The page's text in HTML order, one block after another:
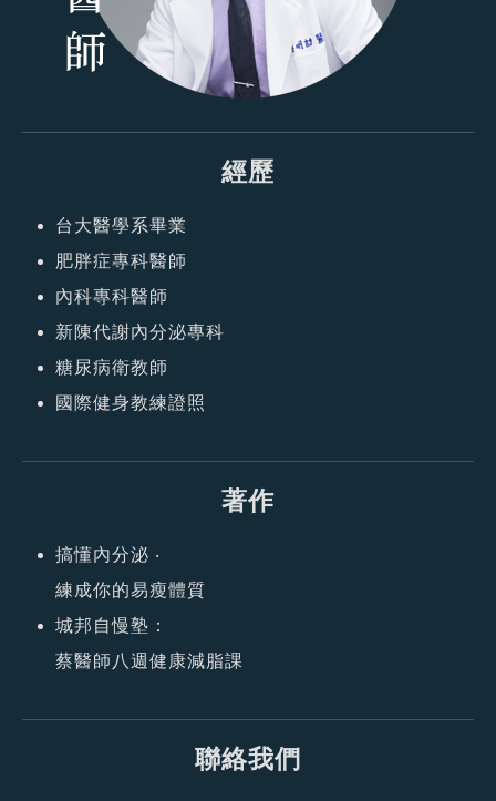
經歷
台大醫學系畢業
肥胖症專科醫師
內科專科醫師
新陳代謝內分泌專科
糖尿病衛教師
國際健身教練證照
著作
搞懂內分泌 ‧
練成你的易瘦體質
城邦自慢塾：
蔡醫師八週健康減脂課
聯絡我們